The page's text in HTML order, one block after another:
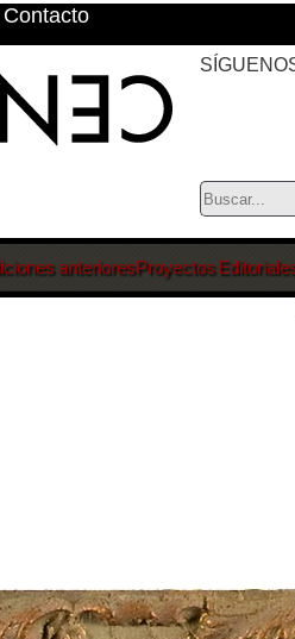
Contacto
anterioresProyectos